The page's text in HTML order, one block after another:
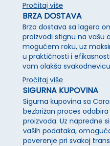
Pročitaj više
BRZA DOSTAVA
Brza dostava sa lagera
proizvodi stignu na vašu
mogućem roku, uz
u praktičnosti i
vam olakša svakodnevicu
Pročitaj više
SIGURNA KUPOVINA
Sigurna kupovina sa
bezbrižan proces
proizvoda. Uz napredne
vaših podataka,
poverenje pri svakoj